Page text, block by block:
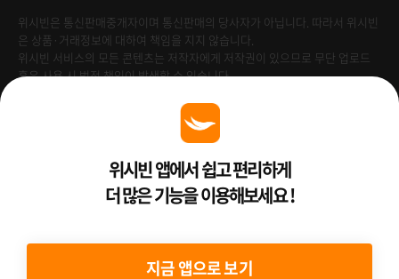
위시빈은 통신판매중개자이며 통신판매의 당사자가 아닙니다. 따라서 위시빈
은 상품·거래정보에 대하여 책임을 지지 않습니다.
위시빈 서비스의 모든 콘텐츠는 저작자에게 저작권이 있으므로 무단 업로드
혹은 사용 시 법적 책임이 발생할 수 있습니다.
Venture Enterprise위시빈 앱에서 쉽고 편리하게
더 많은 기능을 이용해보세요 !
지금 앱으로 보기